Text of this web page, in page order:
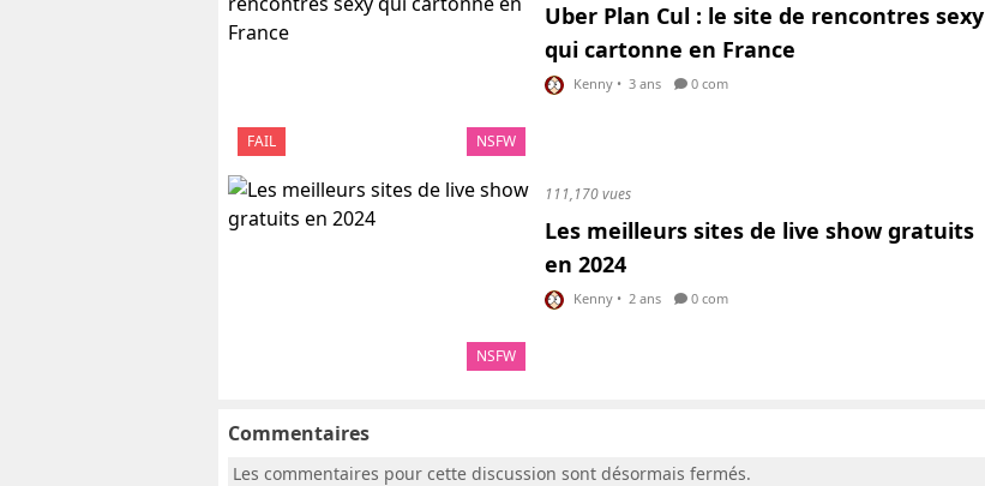
FAIL NSFW
Uber Plan Cul : le site de rencontres sexy
qui cartonne en France
Kenny • 3 ans 0 com
NSFW
111,170 vues
Les meilleurs sites de live show gratuits
en 2024
Kenny • 2 ans 0 com
Commentaires
Les commentaires pour cette discussion sont désormais fermés.